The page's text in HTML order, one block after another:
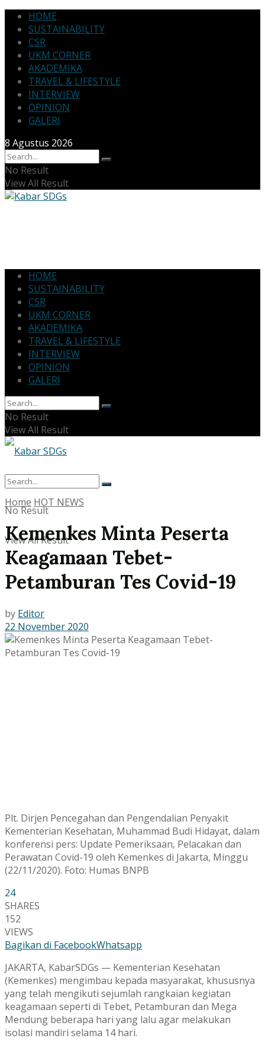
HOME
SUSTAINABILITY
CSR
UKM CORNER
AKADEMIKA
TRAVEL & LIFESTYLE
INTERVIEW
OPINION
GALERI
8 Agustus 2026
No Result
View All Result
HOME
SUSTAINABILITY
CSR
UKM CORNER
AKADEMIKA
TRAVEL & LIFESTYLE
INTERVIEW
OPINION
GALERI
No Result
View All Result
No Result
View All Result
Home HOT NEWS
Kemenkes Minta Peserta
Keagamaan Tebet-
Petamburan Tes Covid-19
by Editor
22 November 2020
Plt. Dirjen Pencegahan dan Pengendalian Penyakit
Kementerian Kesehatan, Muhammad Budi Hidayat, dalam
konferensi pers: Update Pemeriksaan, Pelacakan dan
Perawatan Covid-19 oleh Kemenkes di Jakarta, Minggu
(22/11/2020). Foto: Humas BNPB
24
SHARES
152
VIEWS
Bagikan di FacebookWhatsapp
JAKARTA, KabarSDGs — Kementerian Kesehatan
(Kemenkes) mengimbau kepada masyarakat, khususnya
yang telah mengikuti sejumlah rangkaian kegiatan
keagamaan seperti di Tebet, Petamburan dan Mega
Mendung beberapa hari yang lalu agar melakukan
isolasi mandiri selama 14 hari.